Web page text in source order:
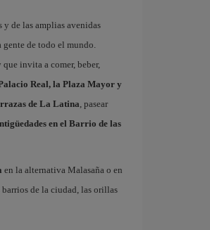
y de las amplias avenidas
de todo el mundo.
invita a comer, beber,
Real, la Plaza Mayor y
de La Latina, pasear
en el Barrio de las
en la alternativa Malasaña o en
de la ciudad, las orillas